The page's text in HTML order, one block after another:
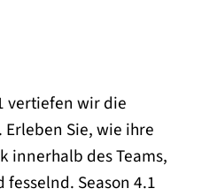
vertiefen wir die
Sie, wie ihre
innerhalb des Teams,
Season 4.1